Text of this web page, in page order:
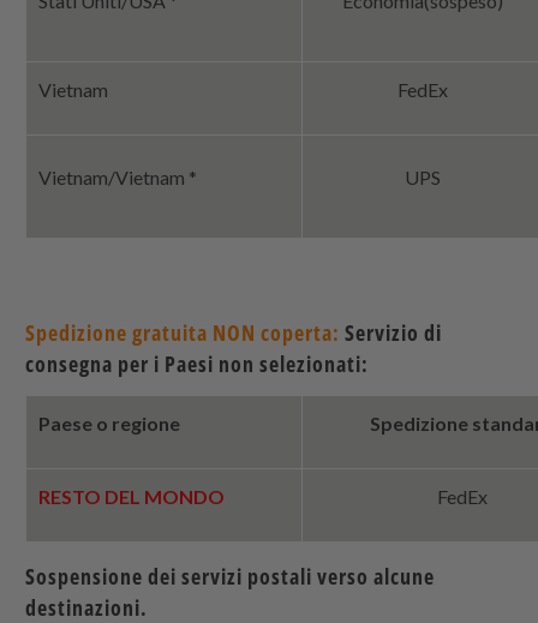
Vietnam FedEx
Vietnam/Vietnam * UPS
Spedizione gratuita NON coperta:Servizio di
consegna per i Paesi non selezionati:
Paese o regione Spedizione
RESTO DEL MONDO FedEx
Sospensione dei servizi postali verso alcune
destinazioni.